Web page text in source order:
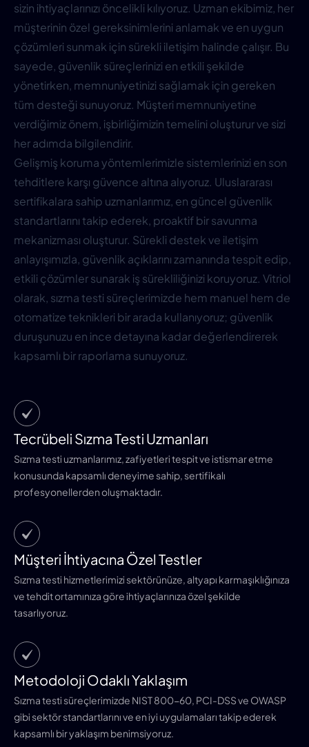
sizin ihtiyaçlarınızı öncelikli kılıyoruz. Uzman ekibimiz, her
müşterinin özel gereksinimlerini anlamak ve en uygun
çözümleri sunmak için sürekli iletişim halinde çalışır. Bu
sayede, güvenlik süreçlerinizi en etkili şekilde
yönetirken, memnuniyetinizi sağlamak için gereken
tüm desteği sunuyoruz. Müşteri memnuniyetine
verdiğimiz önem, işbirliğimizin temelini oluşturur ve sizi
her adımda bilgilendirir.
Gelişmiş koruma yöntemlerimizle sistemlerinizi en son
tehditlere karşı güvence altına alıyoruz. Uluslararası
sertifikalara sahip uzmanlarımız, en güncel güvenlik
standartlarını takip ederek, proaktif bir savunma
mekanizması oluşturur. Sürekli destek ve iletişim
anlayışımızla, güvenlik açıklarını zamanında tespit edip,
etkili çözümler sunarak iş sürekliliğinizi koruyoruz. Vitriol
olarak, sızma testi süreçlerimizde hem manuel hem de
otomatize teknikleri bir arada kullanıyoruz; güvenlik
duruşunuzu en ince detayına kadar değerlendirerek
kapsamlı bir raporlama sunuyoruz.
Tecrübeli Sızma Testi Uzmanları
Sızma testi uzmanlarımız, zafiyetleri tespit ve istismar etme
konusunda kapsamlı deneyime sahip, sertifikalı
profesyonellerden oluşmaktadır.
Müşteri İhtiyacına Özel Testler
Sızma testi hizmetlerimizi sektörünüze, altyapı karmaşıklığınıza
ve tehdit ortamınıza göre ihtiyaçlarınıza özel şekilde
tasarlıyoruz.
Metodoloji Odaklı Yaklaşım
Sızma testi süreçlerimizde NIST 800-60, PCI-DSS ve OWASP
gibi sektör standartlarını ve en iyi uygulamaları takip ederek
kapsamlı bir yaklaşım benimsiyoruz.